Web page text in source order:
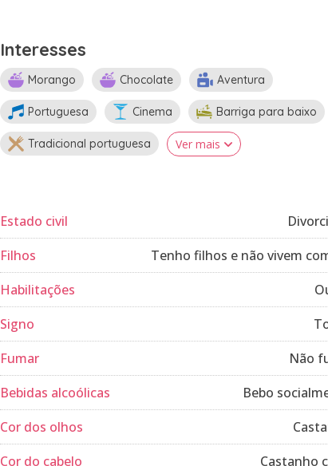
Interesses
Morango Chocolate Aventura
Portuguesa Cinema Barriga para baixo
Tradicional portuguesa Ver mais
Estado civil
Filhos
Tenho filhos e não vivem
Habilitações
Signo
Fumar
Não
Bebidas alcoólicas
Bebo
Cor dos olhos
Cor do cabelo
Castanho